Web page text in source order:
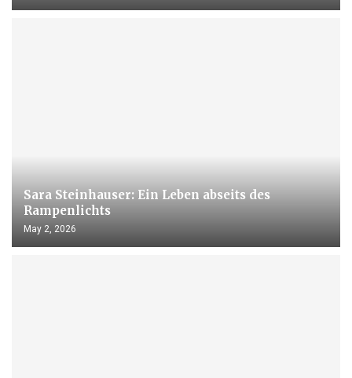
Sara Steinhauser: Ein Leben abseits des
Rampenlichts
May 2, 2026